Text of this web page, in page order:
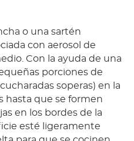
o una sartén
con aerosol de
Con la ayuda de una
porciones de
soperas) en la
hasta que se formen
en los bordes de la
esté ligeramente